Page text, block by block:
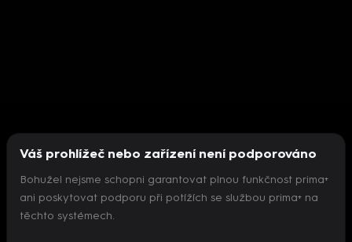
Nepodařilo se inicializovat přehrávač
Váš prohlížeč nebo zařízení není podporováno
Bohužel nejsme schopni garantovat plnou funkčnost prima+
ani poskytovat podporu při potížích se službou prima+ na
těchto systémech.